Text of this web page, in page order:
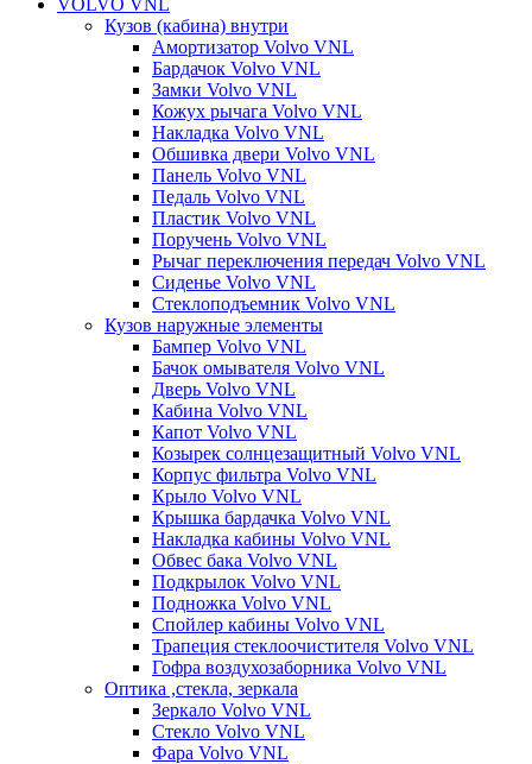
Кузов (кабина) внутри
Амортизатор Volvo VNL
Бардачок Volvo VNL
Замки Volvo VNL
Кожух рычага Volvo VNL
Накладка Volvo VNL
Обшивка двери Volvo VNL
Панель Volvo VNL
Педаль Volvo VNL
Пластик Volvo VNL
Поручень Volvo VNL
Рычаг переключения передач Volvo VNL
Сиденье Volvo VNL
Стеклоподъемник Volvo VNL
Кузов наружные элементы
Бампер Volvo VNL
Бачок омывателя Volvo VNL
Дверь Volvo VNL
Кабина Volvo VNL
Капот Volvo VNL
Козырек солнцезащитный Volvo VNL
Корпус фильтра Volvo VNL
Крыло Volvo VNL
Крышка бардачка Volvo VNL
Накладка кабины Volvo VNL
Обвес бака Volvo VNL
Подкрылок Volvo VNL
Подножка Volvo VNL
Спойлер кабины Volvo VNL
Трапеция стеклоочистителя Volvo VNL
Гофра воздухозаборника Volvo VNL
Оптика ,стекла, зеркала
Зеркало Volvo VNL
Стекло Volvo VNL
Фара Volvo VNL